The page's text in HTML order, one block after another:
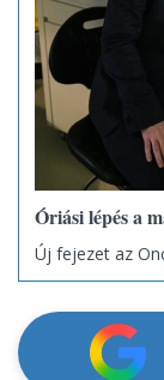
Óriási lépés a
Új fejezet az